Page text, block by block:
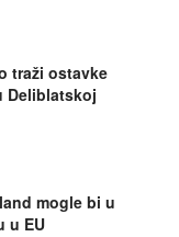
traži ostavke
Deliblatskoj
mogle bi u
u EU